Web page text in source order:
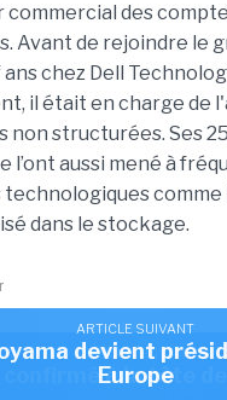
ARTICLE SUIVANT
confirmé à la tête
commercial des
Avant de rejoindre le
ans chez Dell
il était en charge de
non structurées. Ses
l’ont aussi mené à
comme
dans le stockage.
ARTICLE SUIVANT
devient
Europe